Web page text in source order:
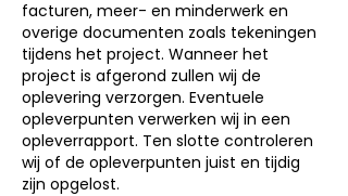
facturen, meer- en minderwerk en
overige documenten zoals tekeningen
tijdens het project. Wanneer het
project is afgerond zullen wij de
oplevering verzorgen. Eventuele
opleverpunten verwerken wij in een
opleverrapport. Ten slotte controleren
wij of de opleverpunten juist en tijdig
zijn opgelost.